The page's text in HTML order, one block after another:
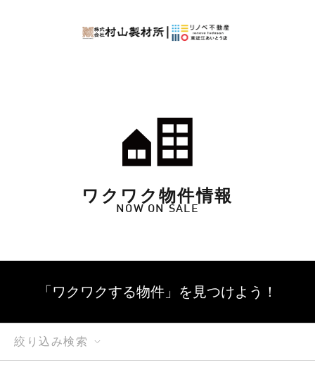
ワクワク物件情報
NOW ON SALE
「ワクワクする物件」を 見つけよう！
絞り込み検索